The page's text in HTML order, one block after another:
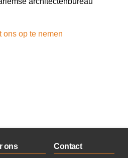
ons op te nemen
ons Contact